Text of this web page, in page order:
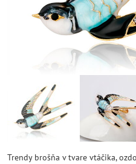
Trendy brošňa v tvare vtáčika,